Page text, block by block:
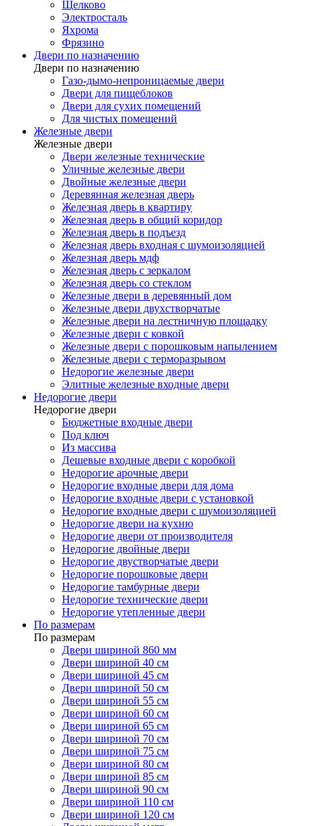
Щелково
Электросталь
Яхрома
Фрязино
Двери по назначению
Двери по назначению
Газо-дымо-непроницаемые двери
Двери для пищеблоков
Двери для сухих помещений
Для чистых помещений
Железные двери
Железные двери
Двери железные технические
Уличные железные двери
Двойные железные двери
Деревянная железная дверь
Железная дверь в квартиру
Железная дверь в общий коридор
Железная дверь в подъезд
Железная дверь входная с шумоизоляцией
Железная дверь мдф
Железная дверь с зеркалом
Железная дверь со стеклом
Железные двери в деревянный дом
Железные двери двухстворчатые
Железные двери на лестничную площадку
Железные двери с ковкой
Железные двери с порошковым напылением
Железные двери с терморазрывом
Недорогие железные двери
Элитные железные входные двери
Недорогие двери
Недорогие двери
Бюджетные входные двери
Под ключ
Из массива
Дешевые входные двери с коробкой
Недорогие арочные двери
Недорогие входные двери для дома
Недорогие входные двери с установкой
Недорогие входные двери с шумоизоляцией
Недорогие двери на кухню
Недорогие двери от производителя
Недорогие двойные двери
Недорогие двустворчатые двери
Недорогие порошковые двери
Недорогие тамбурные двери
Недорогие технические двери
Недорогие утепленные двери
По размерам
По размерам
Двери шириной 860 мм
Двери шириной 40 см
Двери шириной 45 см
Двери шириной 50 см
Двери шириной 55 см
Двери шириной 60 см
Двери шириной 65 см
Двери шириной 70 см
Двери шириной 75 см
Двери шириной 80 см
Двери шириной 85 см
Двери шириной 90 см
Двери шириной 110 см
Двери шириной 120 см